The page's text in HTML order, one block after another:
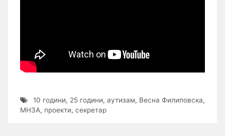
10 години, 25 години, аутизам, Весна Филиповска,
МНЗА, проекти, секретар